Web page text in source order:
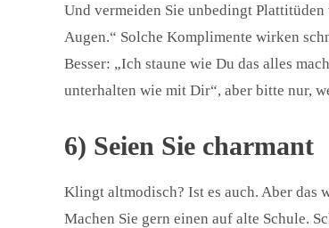
Und vermeiden Sie unbedingt
Augen.“ Solche Komplimente wirken
Besser: „Ich staune wie Du das alles
unterhalten wie mit Dir“, aber bitte nur,
6) Seien Sie charmant
Klingt altmodisch? Ist es auch. Aber das
Machen Sie gern einen auf alte Schule.